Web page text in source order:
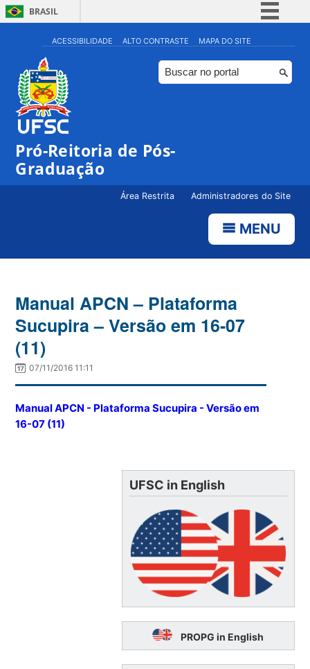
BRASIL
Simplifique!
Comunica BR
Participe
ACESSIBILIDADE ALTO CONTRASTE MAPA DO SITE
Pró-Reitoria de Pós-
Graduação
Área Restrita Administradores do Site
MENU
Manual APCN – Plataforma
Sucupira – Versão em 16-07
(11)
07/11/2016 11:11
Manual APCN - Plataforma Sucupira - Versão em
16-07 (11)
UFSC in English
PROPG in English